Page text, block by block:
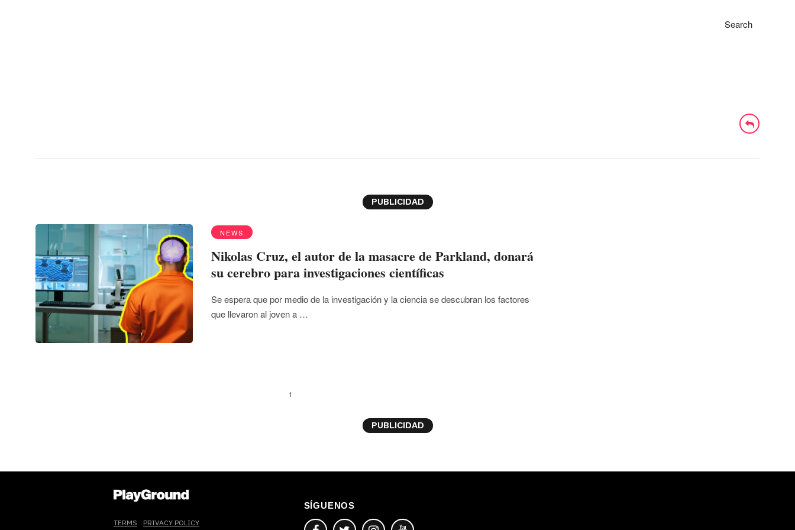
Search
PUBLICIDAD
NEWS
Nikolas Cruz, el autor de la masacre de Parkland, donará
su cerebro para investigaciones científicas
Se espera que por medio de la investigación y la ciencia se descubran los factores
que llevaron al joven a …
1
PUBLICIDAD
TERMS PRIVACY POLICY
SÍGUENOS